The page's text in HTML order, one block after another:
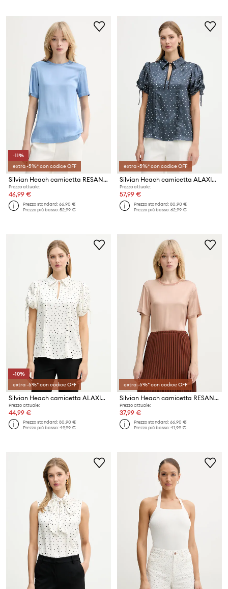
-11%
extra -5%* con codice OFF
Silvian Heach camicetta RESANA
Prezzo attuale:
46,99 €
Prezzo standard:66,90 €
Prezzo più basso:52,99 €
extra -5%* con codice OFF
Silvian Heach camicetta ALAXIM
Prezzo attuale:
57,99 €
Prezzo standard:80,90 €
Prezzo più basso:62,99 €
-10%
extra -5%* con codice OFF
Silvian Heach camicetta ALAXIM
Prezzo attuale:
44,99 €
Prezzo standard:80,90 €
Prezzo più basso:49,99 €
extra -5%* con codice OFF
Silvian Heach camicetta RESANA
Prezzo attuale:
37,99 €
Prezzo standard:66,90 €
Prezzo più basso:41,99 €